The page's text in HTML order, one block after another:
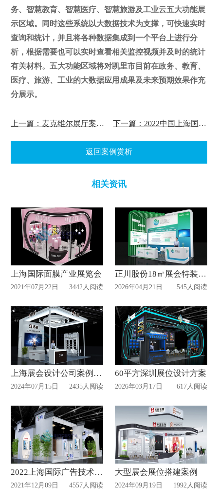
务、智慧教育、智慧医疗、智慧旅游及工业云五大功能展
示区域。同时这些系统以大数据技术为支撑，可快速实时
查询和统计，并且将各种数据集成到一个平台上进行分
析，根据需要也可以实时查看相关监控视频并及时的统计
有关材料。五大功能区域将对凯里市目前在政务、教育、
医疗、旅游、工业的大数据应用成果及未来预期效果作充
分展示。
上一篇：麦克维尔展厅案例赏析 下一篇：2022中国上海国际建筑贸易博览会案例赏析
返回案例赏析
相关资讯
上海国际面膜产业展览会
2021年07月22日 3442人阅读
正川股份18㎡展会特装设计赏析
2026年04月21日 545人阅读
上海展会设计公司案例分享
2024年07月15日 2435人阅读
60平方深圳展位设计方案
2026年03月17日 617人阅读
2022上海国际广告技术设备展览会案例赏析
2021年12月09日 4557人阅读
大型展会展位搭建案例
2024年09月19日 1992人阅读